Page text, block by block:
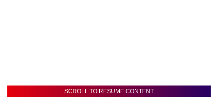
SCROLL TO RESUME CONTENT